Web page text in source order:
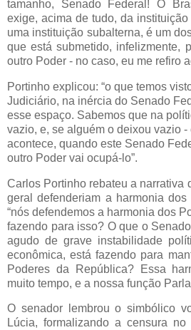
tamanho, Senado Federal! O
exige, acima de tudo, da
uma instituição subalterna, é um
que está submetido, infelizmente,
outro Poder - no caso, eu me refiro
Portinho explicou: “o que temos
Judiciário, na inércia do Senado
esse espaço. Sabemos que na
vazio, e, se alguém o deixou vazio
acontece, quando este Senado
outro Poder vai ocupá-lo”.
Carlos Portinho rebateu a narrativa
geral defenderiam a harmonia dos
“nós defendemos a harmonia dos
fazendo para isso? O que o
agudo de grave instabilidade
econômica, está fazendo para
Poderes da República? Essa
muito tempo, e a nossa função
O senador lembrou o simbólico
Lúcia, formalizando a censura